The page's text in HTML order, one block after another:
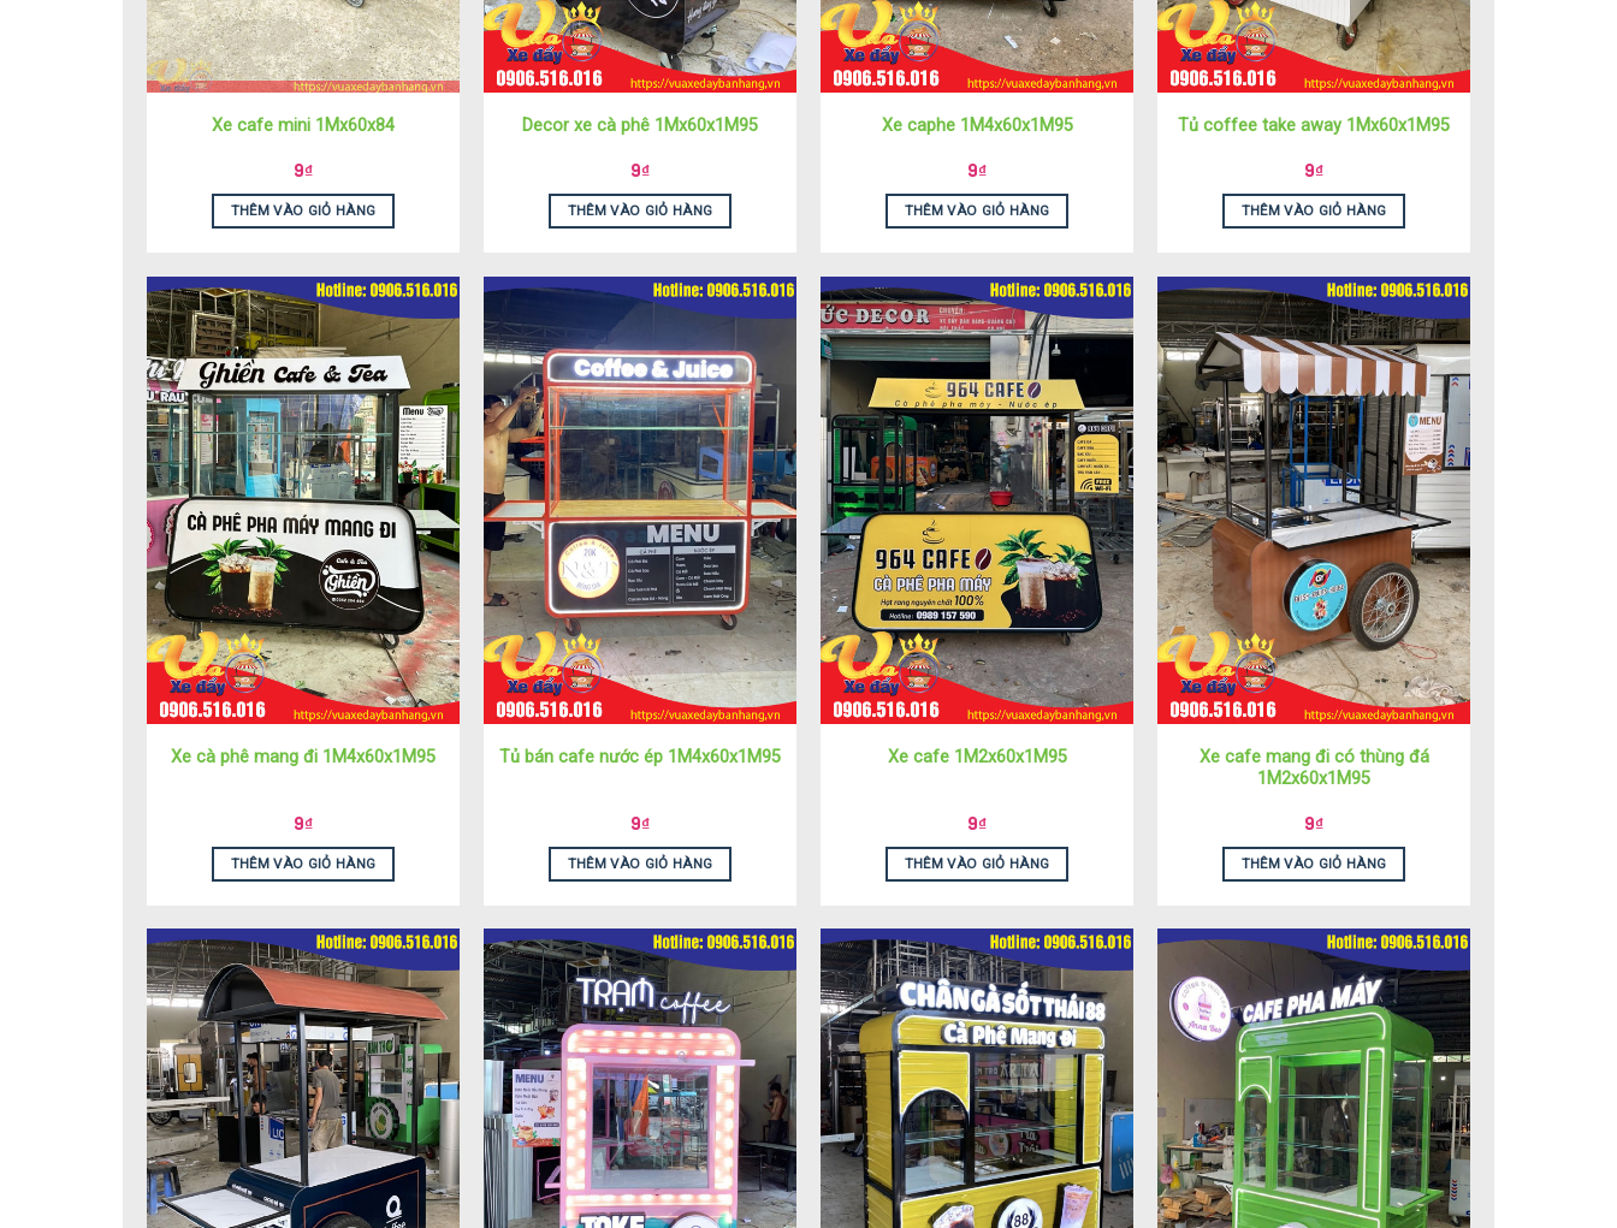
Xe cafe mini 1Mx60x84
9₫
THÊM VÀO GIỎ HÀNG
Decor xe cà phê 1Mx60x1M95
9₫
THÊM VÀO GIỎ HÀNG
Xe caphe 1M4x60x1M95
9₫
THÊM VÀO GIỎ HÀNG
Tủ coffee take away 1Mx60x1M95
9₫
THÊM VÀO GIỎ HÀNG
Xe cà phê mang đi 1M4x60x1M95
9₫
THÊM VÀO GIỎ HÀNG
Tủ bán cafe nước ép 1M4x60x1M95
9₫
THÊM VÀO GIỎ HÀNG
Xe cafe 1M2x60x1M95
9₫
THÊM VÀO GIỎ HÀNG
Xe cafe mang đi có thùng đá
1M2x60x1M95
9₫
THÊM VÀO GIỎ HÀNG